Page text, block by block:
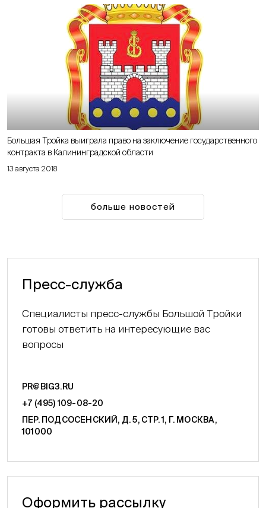
13 августа 2018
Большая Тройка выиграла право на заключение государственного
контракта в Калининградской области
больше новостей
Пресс-служба
Специалисты пресс-службы Большой Тройки
готовы ответить на интересующие вас
вопросы
PR@BIG3.RU
+7 (495) 109-08-20
ПЕР. ПОДСОСЕНСКИЙ, Д. 5, СТР. 1, Г. МОСКВА,
101000
Оформить рассылку